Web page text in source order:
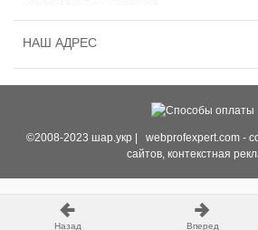
НАШ АДРЕС
©2008-2023 шар.укр | webprofexpert.com -
сайтов, контекстная
Назад Вперед